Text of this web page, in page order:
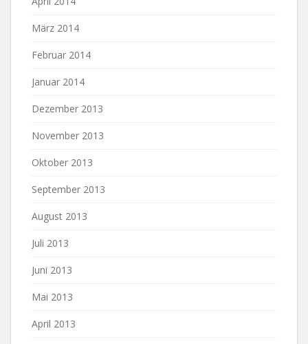
März 2014
Februar 2014
Januar 2014
Dezember 2013
November 2013
Oktober 2013
September 2013
August 2013
Juli 2013
Juni 2013
Mai 2013
April 2013